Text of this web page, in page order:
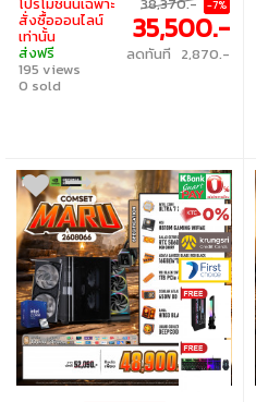
เปลี่ยนอุปกรณ์คอมพิวเตอร์ใหม่ให้ทันที
ภายใน 24 ชั่วโมง เฉพาะซื้อผ่าน JIB Online
เท่านั้น (เงื่อนไขเป็นไปตามที่กำหนด) • ผ่อน
สบายๆ 0% นาน 10 เดือน ทุกเซ็ต • บริการ
ซ่อมและตรวจเช็คอาการ ฟรี! ได้ที่เจไอบีกว่า 140
สาขา ทั่วประเทศ
สั่งซื้อออนไลน์
เท่านั้น
ส่งฟรี
195 views
0 sold
-7%
35,500.-
ลดทันที 2,870.-